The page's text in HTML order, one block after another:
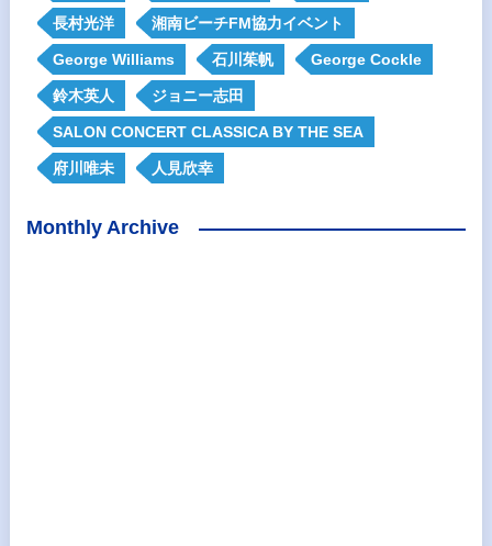
長村光洋 湘南ビーチFM協力イベント
George Williams 石川茱帆 George Cockle
鈴木英人 ジョニー志田
SALON CONCERT CLASSICA BY THE SEA
府川唯未 人見欣幸
Monthly Archive